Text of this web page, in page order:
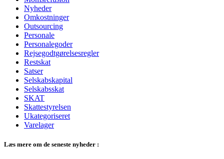
Nyheder
Omkostninger
Outsourcing
Personale
Personalegoder
Rejsegodtgørelsesregler
Restskat
Satser
Selskabskapital
Selskabsskat
SKAT
Skattestyrelsen
Ukategoriseret
Varelager
Læs mere om de seneste nyheder :